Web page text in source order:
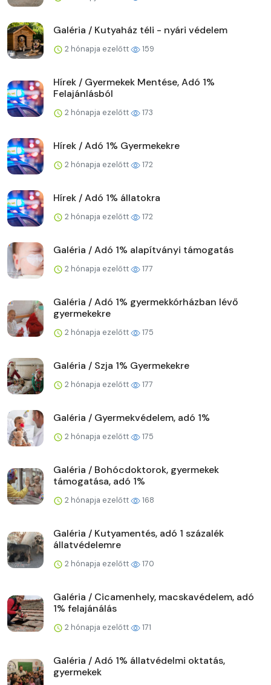
Galéria / Kutyaház téli - nyári védelem
2 hónapja ezelőtt 159
Hírek / Gyermekek Mentése, Adó 1%
Felajánlásból
2 hónapja ezelőtt 173
Hírek / Adó 1% Gyermekekre
2 hónapja ezelőtt 172
Hírek / Adó 1% állatokra
2 hónapja ezelőtt 172
Galéria / Adó 1% alapítványi támogatás
2 hónapja ezelőtt 177
Galéria / Adó 1% gyermekkórházban lévő
gyermekekre
2 hónapja ezelőtt 175
Galéria / Szja 1% Gyermekekre
2 hónapja ezelőtt 177
Galéria / Gyermekvédelem, adó 1%
2 hónapja ezelőtt 175
Galéria / Bohócdoktorok, gyermekek
támogatása, adó 1%
2 hónapja ezelőtt 168
Galéria / Kutyamentés, adó 1 százalék
állatvédelemre
2 hónapja ezelőtt 170
Galéria / Cicamenhely, macskavédelem, adó
1% felajánálás
2 hónapja ezelőtt 171
Galéria / Adó 1% állatvédelmi oktatás,
gyermekek